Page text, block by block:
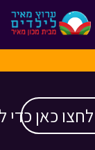
כאן כדי